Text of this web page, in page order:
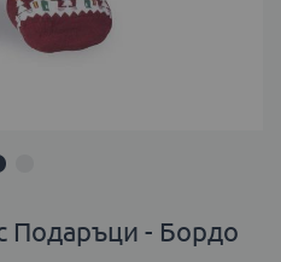
Подаръци - Бордо